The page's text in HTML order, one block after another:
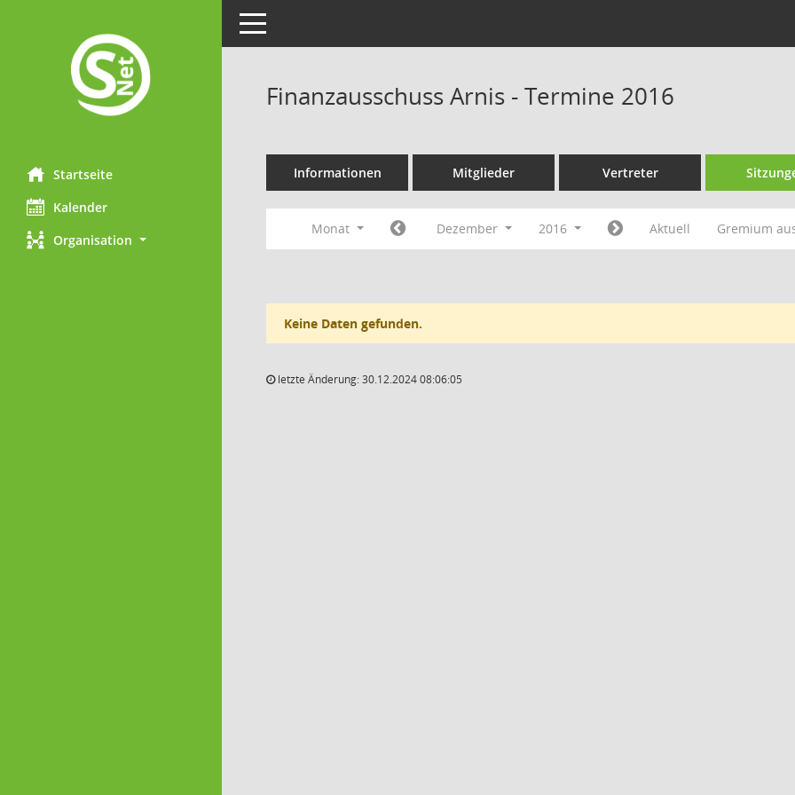
Startseite
Kalender
Organisation
Toggle navigation
Finanzausschuss Arnis - Termine 2016
Informationen Mitglieder Vertreter
Monat Dezember 2016 Aktuell Gremium
Keine Daten gefunden.
letzte Änderung: 30.12.2024 08:06:05